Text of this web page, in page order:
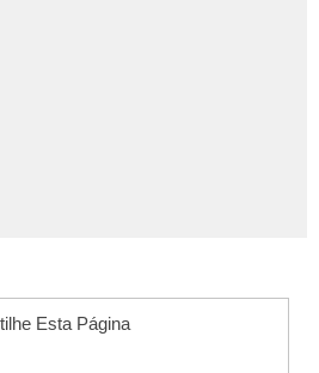
Esta Página